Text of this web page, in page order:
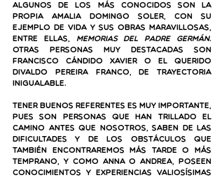
algunos de los más conocidos son la
propia Amalia Domingo Soler, con su
ejemplo de vida y sus obras maravillosas,
entre ellas,
Memorias del Padre Germán.
Otras personas muy destacadas son
Francisco Cándido Xavier o el querido
Divaldo Pereira Franco, de trayectoria
inigualable.
Tener buenos referentes es muy importante,
pues son personas que han trillado el
camino antes que nosotros, saben de las
dificultades y de los obstáculos que
también encontraremos más tarde o más
temprano, y como Anna o Andrea, poseen
conocimientos y experiencias valiosísimas